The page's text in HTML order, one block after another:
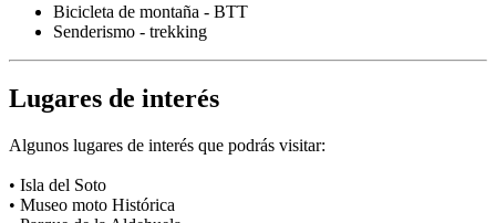
Bicicleta de montaña - BTT
Senderismo - trekking
Lugares de interés
Algunos lugares de interés que podrás visitar:
• Isla del Soto
• Museo moto Histórica